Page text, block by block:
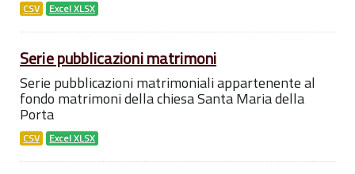
CSV Excel XLSX
Serie pubblicazioni matrimoni
Serie pubblicazioni matrimoniali appartenente al
fondo matrimoni della chiesa Santa Maria della
Porta
CSV Excel XLSX